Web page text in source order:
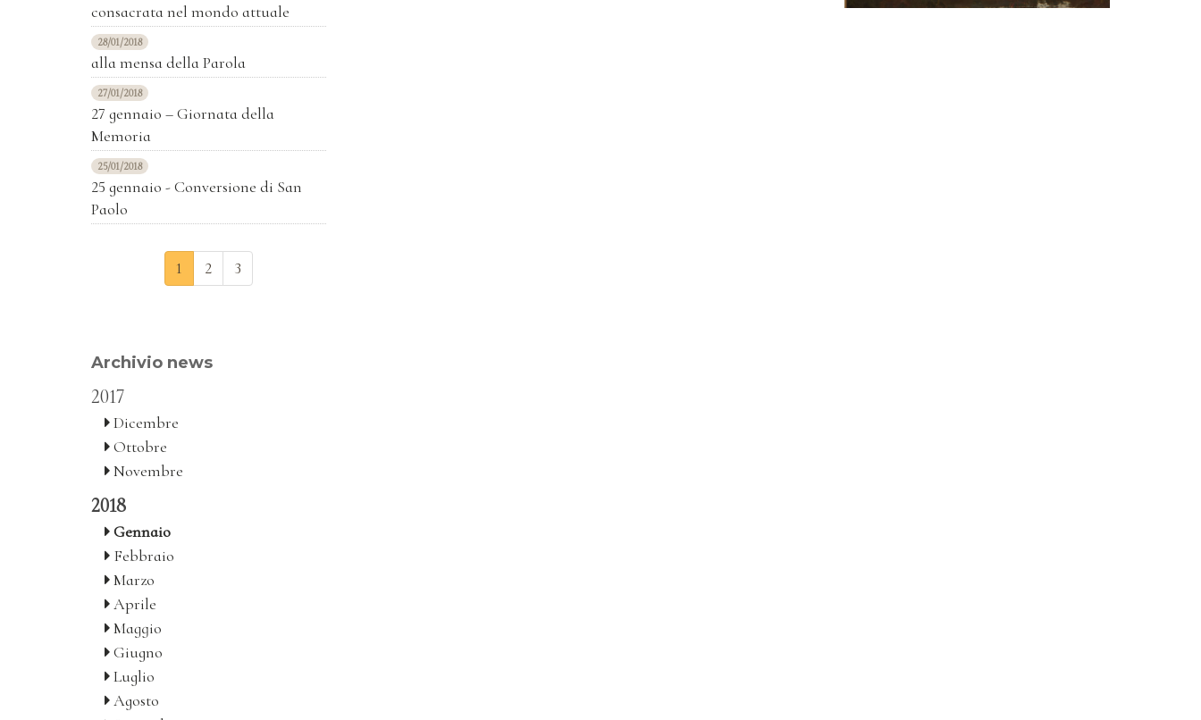
consacrata nel mondo attuale
28/01/2018
alla mensa della Parola
27/01/2018
27 gennaio – Giornata della
Memoria
25/01/2018
25 gennaio - Conversione di San
Paolo
1 2 3
Archivio news
2017
Dicembre
Ottobre
Novembre
2018
Gennaio
Febbraio
Marzo
Aprile
Maggio
Giugno
Luglio
Agosto